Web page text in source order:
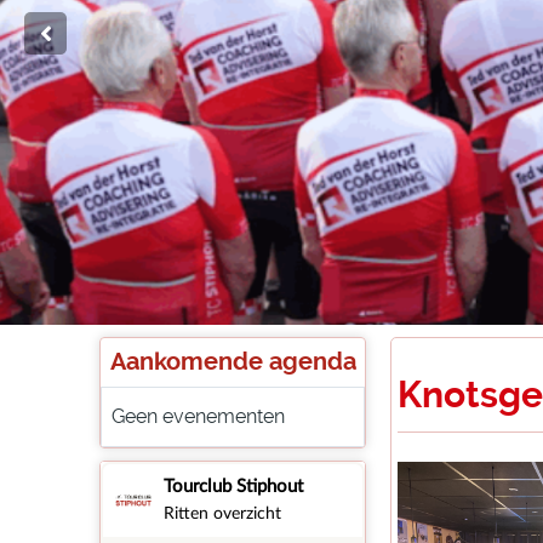
Aankomende agenda
Geen evenementen